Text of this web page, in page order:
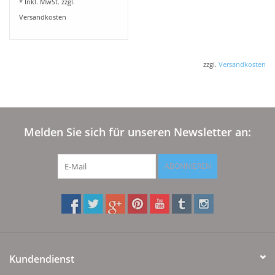
Versandkosten
zzgl. Versandkosten
Melden Sie sich für unseren Newsletter an:
ABONNIEREN
Kundendienst